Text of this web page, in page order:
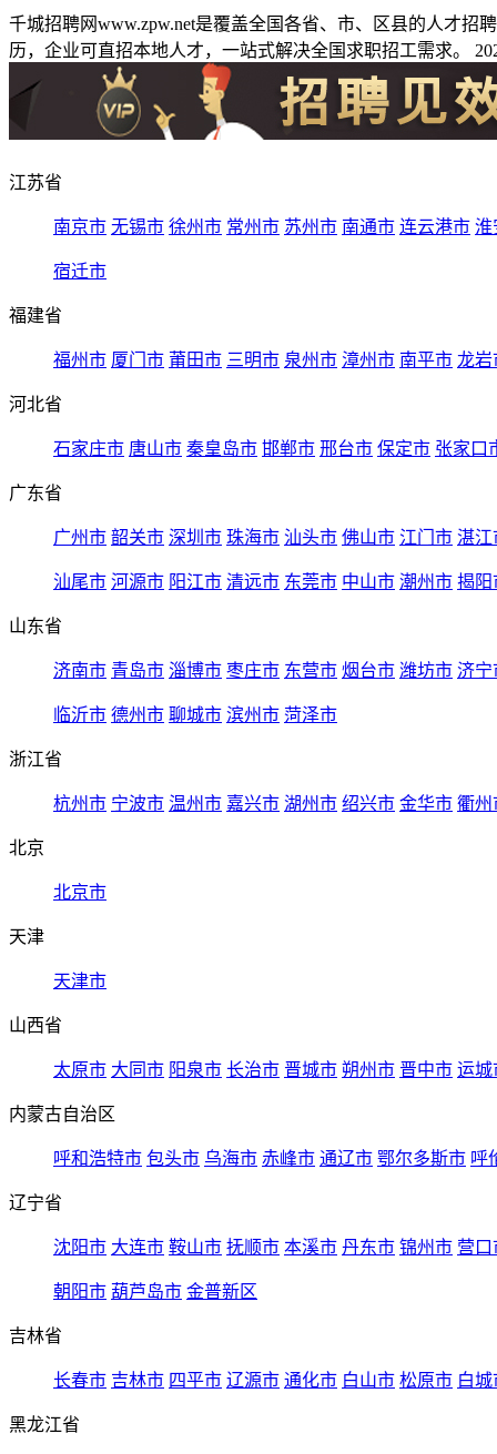
千城招聘网www.zpw.net是覆盖全国各省、市、区县的人才
历，企业可直招本地人才，一站式解决全国求职招工需求。
江苏省
南京市 无锡市 徐州市 常州市 苏州市 南通市 连云港市 淮
宿迁市
福建省
福州市 厦门市 莆田市 三明市 泉州市 漳州市 南平市 龙岩
河北省
石家庄市 唐山市 秦皇岛市 邯郸市 邢台市 保定市 张家口
广东省
广州市 韶关市 深圳市 珠海市 汕头市 佛山市 江门市 湛江
汕尾市 河源市 阳江市 清远市 东莞市 中山市 潮州市 揭阳
山东省
济南市 青岛市 淄博市 枣庄市 东营市 烟台市 潍坊市 济宁
临沂市 德州市 聊城市 滨州市 菏泽市
浙江省
杭州市 宁波市 温州市 嘉兴市 湖州市 绍兴市 金华市 衢州
北京
北京市
天津
天津市
山西省
太原市 大同市 阳泉市 长治市 晋城市 朔州市 晋中市 运城
内蒙古自治区
呼和浩特市 包头市 乌海市 赤峰市 通辽市 鄂尔多斯市 呼
辽宁省
沈阳市 大连市 鞍山市 抚顺市 本溪市 丹东市 锦州市 营口
朝阳市 葫芦岛市 金普新区
吉林省
长春市 吉林市 四平市 辽源市 通化市 白山市 松原市 白城
黑龙江省